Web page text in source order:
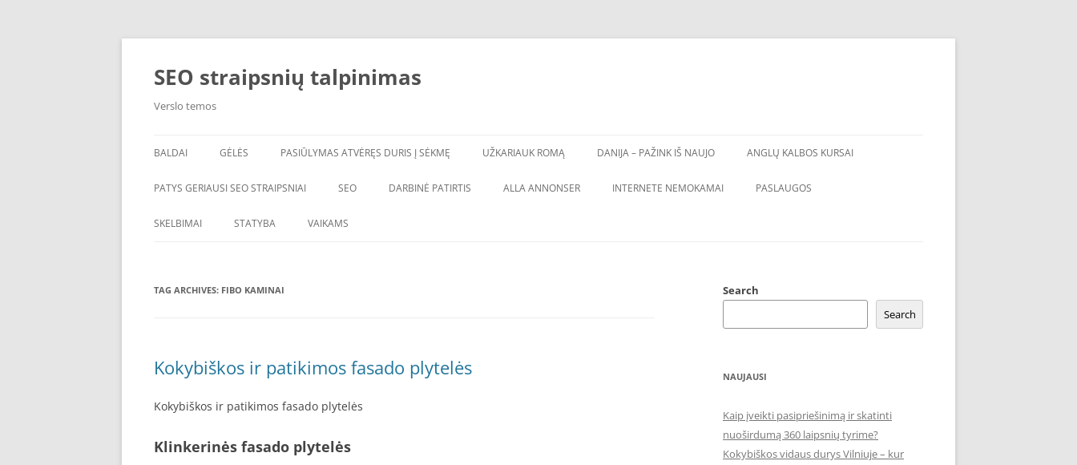
Skip
SEO straipsnių talpinimas
Verslo temos
BALDAI GĖLĖS PASIŪLYMAS ATVĖRĘS DURIS Į SĖKMĘ UŽKARIAUK ROMĄ DANIJA – PAŽINK IŠ NAUJO ANGLŲ KALBOS KURSAI
PATYS GERIAUSI SEO STRAIPSNIAI SEO DARBINĖ PATIRTIS ALLA ANNONSER INTERNETE NEMOKAMAI PASLAUGOS
SKELBIMAI STATYBA VAIKAMS
TAG ARCHIVES: FIBO KAMINAI
Kokybiškos ir patikimos fasado plytelės
Kokybiškos ir patikimos fasado plytelės
Klinkerinės fasado plytelės
Search
Search
NAUJAUSI
Kaip įveikti pasipriešinimą ir skatinti
nuoširdumą 360 laipsnių tyrime?
Kokybiškos vidaus durys Vilniuje – kur